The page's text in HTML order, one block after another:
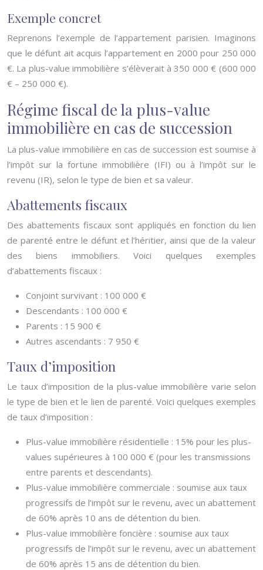
Exemple concret
Reprenons l’exemple de l’appartement parisien. Imaginons
que le défunt ait acquis l’appartement en 2000 pour 250 000
€. La plus-value immobilière s’élèverait à 350 000 € (600 000
€ – 250 000 €).
Régime fiscal de la plus-value
immobilière en cas de succession
La plus-value immobilière en cas de succession est soumise à
l’impôt sur la fortune immobilière (IFI) ou à l’impôt sur le
revenu (IR), selon le type de bien et sa valeur.
Abattements fiscaux
Des abattements fiscaux sont appliqués en fonction du lien
de parenté entre le défunt et l’héritier, ainsi que de la valeur
des biens immobiliers. Voici quelques exemples
d’abattements fiscaux :
Conjoint survivant : 100 000 €
Descendants : 100 000 €
Parents : 15 900 €
Autres ascendants : 7 950 €
Taux d’imposition
Le taux d’imposition de la plus-value immobilière varie selon
le type de bien et le lien de parenté. Voici quelques exemples
de taux d’imposition :
Plus-value immobilière résidentielle : 15% pour les plus-
values supérieures à 100 000 € (pour les transmissions
entre parents et descendants).
Plus-value immobilière commerciale : soumise aux taux
progressifs de l’impôt sur le revenu, avec un abattement
de 60% après 10 ans de détention du bien.
Plus-value immobilière foncière : soumise aux taux
progressifs de l’impôt sur le revenu, avec un abattement
de 60% après 15 ans de détention du bien.